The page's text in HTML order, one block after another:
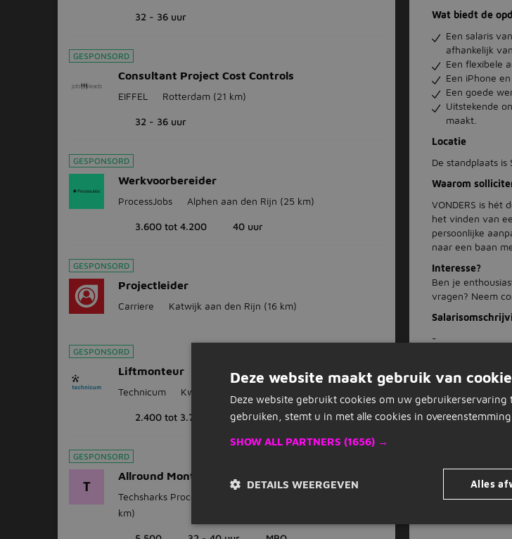
32 - 36 uur
GESPONSORD
Consultant Project Cost Controls
EIFFEL Rotterdam (21 km)
32 - 36 uur
GESPONSORD
Werkvoorbereider
ProcessJobs Alphen aan den Rijn (25 km)
3.600 tot 4.200 40 uur
GESPONSORD
Projectleider
Carriere Katwijk aan den Rijn (16 km)
GESPONSORD
Liftmonteur
Technicum Kwintsheul
2.400 tot 3.700 32 - 40 uur
GESPONSORD
T
Allround Monteur Alphen aan den Rijn
Techsharks Proces Rotterdam
km)
Wat biedt de
Een salaris
afhankelijk
Een flexibele
Een iPhone
Een goede
Uitstekende
maakt.
Locatie
De standplaats is
Waarom
VONDERS is hét
het vinden van
persoonlijke
naar een baan
Interesse?
Ben je
vragen? Neem
-
Deze website maakt gebruik van
Deze website gebruikt cookies om uw gebruikerservaring
gebruiken, stemt u in met alle cookies in
SHOW ALL PARTNERS (1656) →
Alles
DETAILS WEERGEVEN